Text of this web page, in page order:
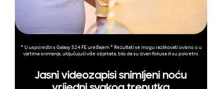
vjetima snimanja, uključujući više objekata, bilo da su izvan fokusa ili su pokretni.
Jasni videozapisi snimljeni noću
vrijedni svakog trenutka